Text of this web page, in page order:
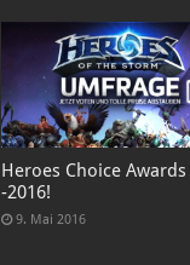
Heroes Choice Awards
-2016!
9. Mai 2016